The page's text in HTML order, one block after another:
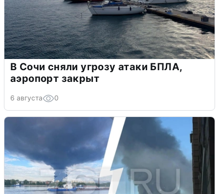
В Сочи сняли угрозу атаки БПЛА,
аэропорт закрыт
6 августа 0